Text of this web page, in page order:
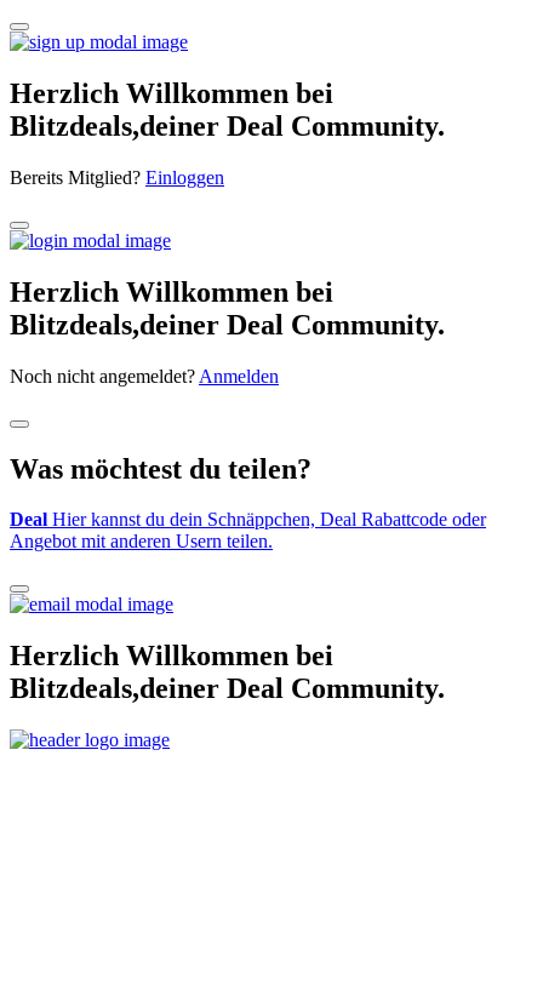
Herzlich Willkommen bei
Blitzdeals,deiner Deal Community.
Bereits Mitglied? Einloggen
Herzlich Willkommen bei
Blitzdeals,deiner Deal Community.
Noch nicht angemeldet? Anmelden
Was möchtest du teilen?
Deal Hier kannst du dein Schnäppchen, Deal Rabattcode oder
Angebot mit anderen Usern teilen.
Herzlich Willkommen bei
Blitzdeals,deiner Deal Community.